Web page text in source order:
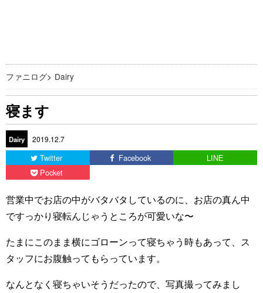
ファニログ> Dairy
寝ます
Dairy 2019.12.7
Twitter Facebook
LINE
Pocket
営業中でお店の中がバタバタしているのに、お店の真ん中
ですっかり寝転んじゃうところが可愛いな〜
たまにこのまま横にゴローンって寝ちゃう時もあって、ス
タッフにお腹触ってもらっています。
なんとなく寝ちゃいそうだったので、写真撮ってみまし